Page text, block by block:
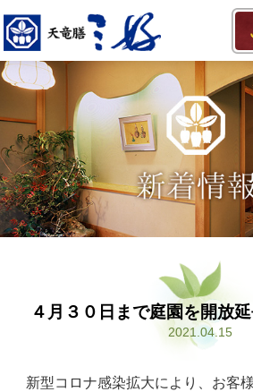
４月３０日まで庭園を開放
2021.04.15
新型コロナ感染拡大により、お客